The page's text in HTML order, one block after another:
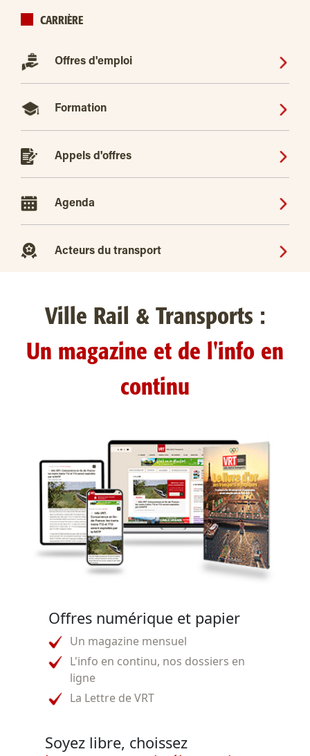
CARRIÈRE
Offres d'emploi
Formation
Appels d'offres
Agenda
Acteurs du transport
Ville Rail & Transports :
Un magazine et de l'info en
continu
Offres numérique et papier
Un magazine mensuel
L'info en continu, nos dossiers en
ligne
La Lettre de VRT
Soyez libre, choissez